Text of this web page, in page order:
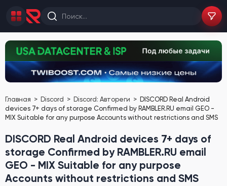
Главная Discord Discord: Автореги
DISCORD Real Android
devices ️7+ days of storage Confirmed by RAMBLER.RU email GEO -
MIX Suitable for any purpose Accounts without restrictions and SMS
DISCORD Real Android devices ️7+ days of
storage Confirmed by RAMBLER.RU email
GEO - MIX Suitable for any purpose
Accounts without restrictions and SMS